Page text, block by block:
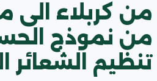
من كربلاء
من نموذج
تنظيم الشعائر